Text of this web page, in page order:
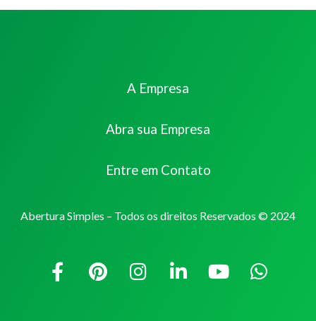
A Empresa
Abra sua Empresa
Entre em Contato
Abertura Simples – Todos os direitos Reservados © 2024